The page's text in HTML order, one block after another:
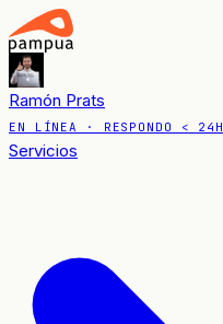
Ramón Prats
EN LÍNEA · RESPONDO < 24H
Servicios